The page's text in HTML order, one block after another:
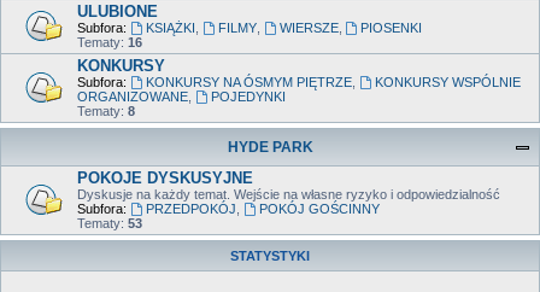
ULUBIONE
Subfora: KSIĄŻKI FILMY, WIERSZE,
PIOSENKI
Tematy: 16
KONKURSY
Subfora: KONKURSY NA ÓSMYM PIĘTRZE,
KONKURSY WSPÓLNIE
ORGANIZOWANE
POJEDYNKI
Tematy: 8
HYDE PARK
POKOJE DYSKUSYJNE
Dyskusje na każdy temat. Wejście na własne ryzyko i odpowiedzialność
Subfora:
PRZEDPOKÓJ
POKÓJ GOŚCINNY
Tematy: 53
STATYSTYKI